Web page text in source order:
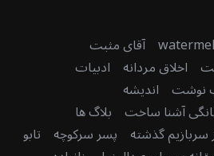
آقای مثبت
اخلاق مردانه ادبیات
نوشت اندیشه
آشنا ساخت بلاگ ها
گذشته پسر سرکوچه تابو